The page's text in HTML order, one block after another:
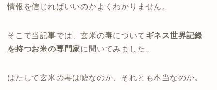
情報を信じればいいのかよくわかりません。
そこで当記事では、玄米の毒について ギネス世界記録
を持つお米の専門家に聞いてみました。
はたして玄米の毒は嘘なのか、それとも本当なのか。